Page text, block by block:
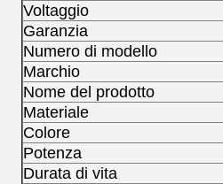
Voltaggio
Garanzia
Numero di modello
Marchio
Nome del prodotto
Materiale
Colore
Potenza
Durata di vita